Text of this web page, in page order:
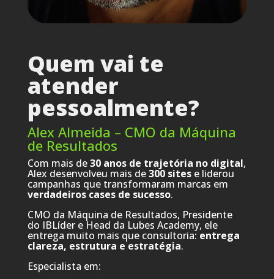
Quem vai te
atender
pessoalmente?
Alex Almeida – CMO da Máquina
de Resultados
Com mais de30 anos de trajetória no digital,
Alex desenvolveu mais de300 sitese liderou
campanhas que transformaram marcas em
verdadeiros cases de sucesso.
CMO da Máquina de Resultados, Presidente
do IBLíder e Head da Lubes Academy, ele
entrega muito mais que consultoria: entrega
clareza, estrutura e estratégia.
Especialista em: